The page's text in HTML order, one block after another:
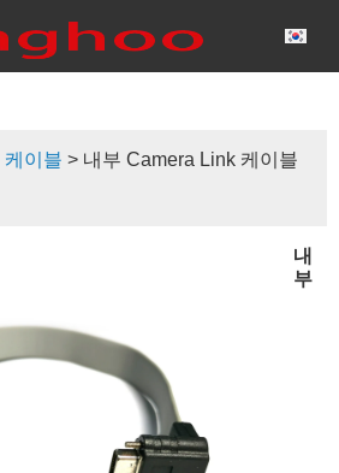
케이블 > 내부 Camera Link 케이블
내
부